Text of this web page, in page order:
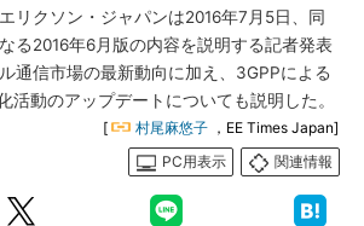
リクソン・ジャパンは2016年7月5日、同
る2016年6月版の内容を説明する記者発表
通信市場の最新動向に加え、3GPPによる
活動のアップデートについても説明した。
[ 村尾麻悠子 ，EE Times Japan]
PC用表示
関連情報